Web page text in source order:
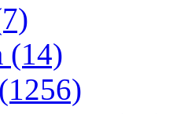
(14)